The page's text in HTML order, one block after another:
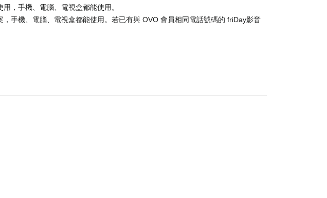
，手機、電腦、電視盒都能使用。
手機、電腦、電視盒都能使用。若已有與 OVO 會員相同電話號碼的 friDay影音